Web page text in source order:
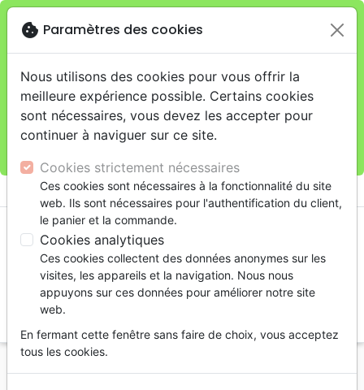
Je veux retirer ma commande au 4, rue Audubon
(Gare de Lyon), Parisclose
warningCette boutique en ligne est limitée au retrait en
magasin.
Pour les livraisons à domicile, veuillez passer vos
commandes sur la boutique La Maison de la Bible
shopping_cart
Accueil Livres
Commentaires
cookie Paramètres des cookies
Nous utilisons des cookies pour vous offrir la
meilleure expérience possible. Certains cookies
sont nécessaires, vous devez les accepter pour
continuer à naviguer sur ce site.
Cookies strictement nécessaires
Ces cookies sont nécessaires à la fonctionnalité du site
web. Ils sont nécessaires pour l'authentification du client,
le panier et la commande.
Cookies analytiques
Ces cookies collectent des données anonymes sur les
visites, les appareils et la navigation. Nous nous
appuyons sur ces données pour améliorer notre site
web.
En fermant cette fenêtre sans faire de choix, vous acceptez
tous les cookies.